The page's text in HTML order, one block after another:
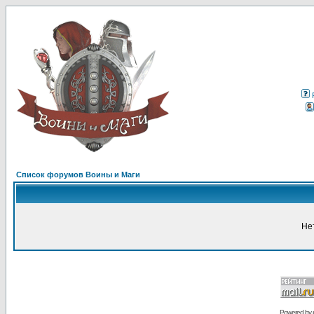
Список форумов Воины и Маги
Powered by